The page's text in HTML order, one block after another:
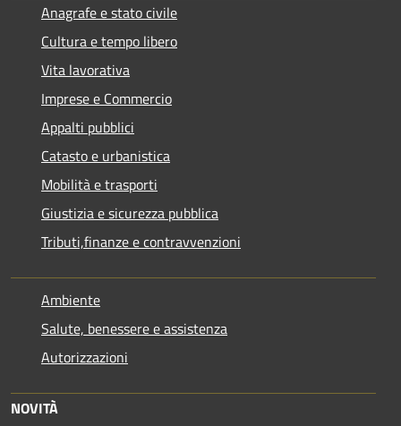
Anagrafe e stato civile
Cultura e tempo libero
Vita lavorativa
Imprese e Commercio
Appalti pubblici
Catasto e urbanistica
Mobilità e trasporti
Giustizia e sicurezza pubblica
Tributi,finanze e contravvenzioni
Ambiente
Salute, benessere e assistenza
Autorizzazioni
NOVITÀ